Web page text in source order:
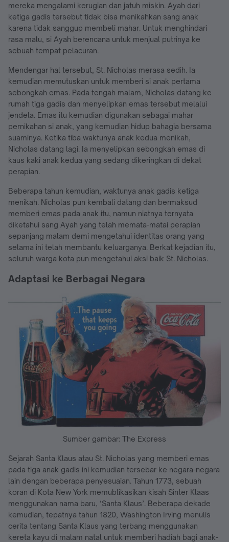
mereka mengalami kerugian dan jatuh miskin. Ayah dari
ketiga gadis tersebut tidak bisa menikahkan sang anak
karena tidak sanggup membeli mahar. Untuk menghindari
rasa malu, si Ayah berencana untuk menjual putrinya ke
sebuah tempat pelacuran.
Mendengar hal tersebut, St. Nicholas merasa sedih. Ia
kemudian memutuskan untuk memberi si anak pertama
sebongkah emas. Pada tengah malam, Nicholas datang ke
rumah tiga gadis dan menyelipkan emas tersebut melalui
jendela. Emas itu kemudian digunakan sebagai mahar
pernikahan si anak, yang kemudian hidup bahagia bersama
suaminya. Ketika tiba waktunya anak kedua menikah,
Nicholas datang lagi. Ia menyelipkan sebongkah emas di
kaus kaki anak kedua yang sedang dikeringkan di dekat
perapian.
Beberapa tahun kemudian, waktunya anak gadis ketiga
menikah. Nicholas pun kembali datang dan bermaksud
memberi emas pada anak itu, namun niatnya ternyata
diketahui sang Ayah yang telah memata-matai perapian
sepanjang malam demi mengetahui identitas orang yang
selama ini telah membantu keluarganya. Berkat kejadian itu,
seluruh warga kota pun mengetahui aksi baik St. Nicholas.
Adaptasi ke Berbagai Negara
Sumber gambar: The Express
Sejarah Santa Klaus atau St. Nicholas yang memberi emas
pada tiga anak gadis ini kemudian tersebar ke negara-negara
lain dengan beberapa penyesuaian. Tahun 1773, sebuah
koran di Kota New York memublikasikan kisah Sinter Klaas
menggunakan nama baru, ‘Santa Klaus’. Beberapa dekade
kemudian, tepatnya tahun 1820, Washington Irving menulis
cerita tentang Santa Klaus yang terbang menggunakan
kereta kayu di malam natal untuk memberi hadiah bagi anak-